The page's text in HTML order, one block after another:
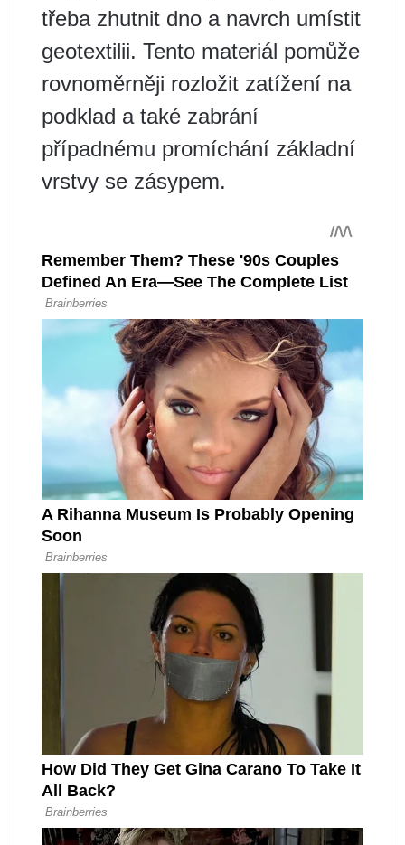
třeba zhutnit dno a navrch umístit
geotextilii. Tento materiál pomůže
rovnoměrněji rozložit zatížení na
podklad a také zabrání
případnému promíchání základní
vrstvy se zásypem.